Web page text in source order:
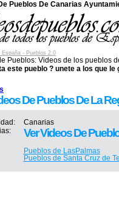
Pueblos De Canarias
España - Pueblos 2.0
Pueblos: Videos de los pueblos
este pueblo ? unete a los que le
De Pueblos De La
Canarias
Ver Videos De
Pueblos de LasPalmas
Pueblos de Santa Cruz de